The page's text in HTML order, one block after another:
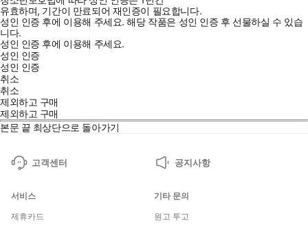
유효하며, 기간이 만료되어 재인증이 필요합니다.
성인 인증 후에 이용해 주세요.해당 작품은 성인 인증 후 선물하실 수 있습
니다.
성인 인증 후에 이용해 주세요.
성인 인증
성인 인증
취소
취소
제외하고 구매
제외하고 구매
본문 끝 최상단으로 돌아가기
고객센터 공지사항
서비스
제휴카드
기타 문의
원고 투고